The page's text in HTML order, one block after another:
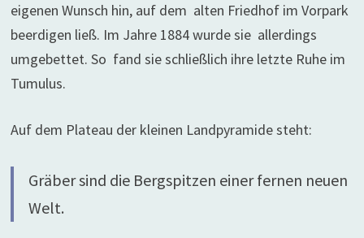
eigenen Wunsch hin, auf dem alten Friedhof im Vorpark
beerdigen ließ. Im Jahre 1884 wurde sie allerdings
umgebettet. So fand sie schließlich ihre letzte Ruhe im
Tumulus.
Auf dem Plateau der kleinen Landpyramide steht:
Gräber sind die Bergspitzen einer fernen neuen
Welt.